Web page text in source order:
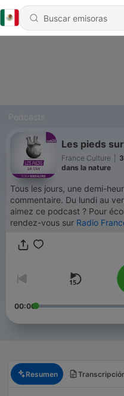
Les pieds
France Culture
dans la nature
Tous les jours, une demi-
commentaire. Du lundi au
aimez ce podcast ? Pour
rendez-vous sur Radio
00:00
Resumen